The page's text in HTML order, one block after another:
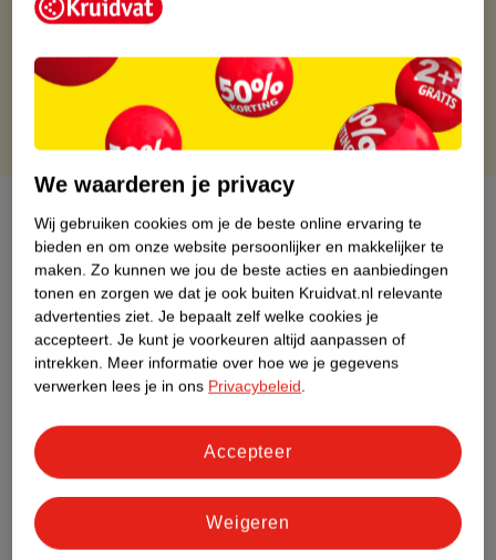
Gratis thuisbezorgd
Gratis punten met je Kruidvat kaart
Over dit product
Productinformatie
Nature Impact Score
Dit product heeft (nog) geen Nature
Impact Score.
Bestel & Bezorginformatie
We waarderen je privacy
Wij gebruiken cookies om je de beste online ervaring te
bieden en om onze website persoonlijker en makkelijker te
maken. Zo kunnen we jou de beste acties en aanbiedingen
tonen en zorgen we dat je ook buiten Kruidvat.nl relevante
advertenties ziet. Je bepaalt zelf welke cookies je
accepteert. Je kunt je voorkeuren altijd aanpassen of
intrekken. Meer informatie over hoe we je gegevens
verwerken lees je in ons Privacybeleid.
Weigeren
Accepteer